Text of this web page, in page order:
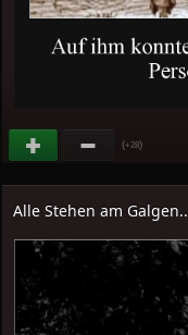
(+28)
Alle Stehen am Galgen..